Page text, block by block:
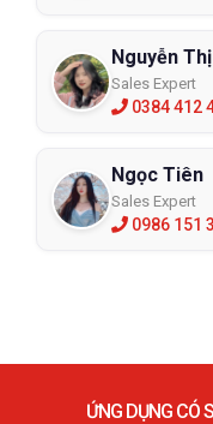
Nguyễn
Sales Expert
0384 412
Ngọc Tiên
Sales Expert
0986 151
ỨNG DỤNG CÓ